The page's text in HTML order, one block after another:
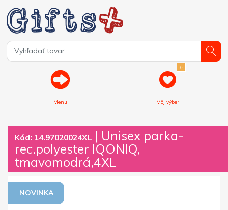
Menu
0
Môj výber
Kód: 14.97020024XL | Unisex parka-
rec.polyester IQONIQ,
tmavomodrá,4XL
NOVINKA